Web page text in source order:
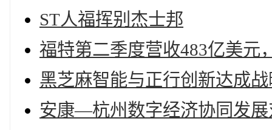
ST人福挥别杰士邦
福特第二季度营收483亿美元
黑芝麻智能与正行创新达成
安康—杭州数字经济协同发